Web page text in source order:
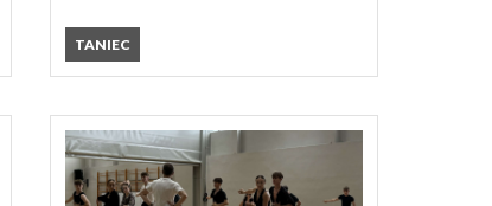
TANIEC